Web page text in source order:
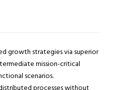
growth strategies via superior
mission-critical
scenarios.